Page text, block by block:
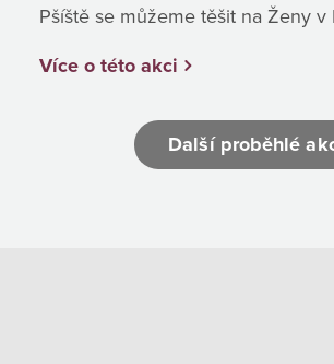
Pšíště se můžeme těšit na Ženy v
Více o této akci
Další proběhlé